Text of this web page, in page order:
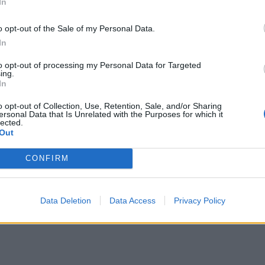
opt-out of the Sale of my Personal Data.
opt-out of processing my Personal Data for Targeted
opt-out of Collection, Use, Retention, Sale, and/or Sharing
Data that Is Unrelated with the Purposes for which it
CONFIRM
Data Deletion Data Access Privacy Policy
φαρμάκων: Εξαίρεση από το
Υπ. Υγείας